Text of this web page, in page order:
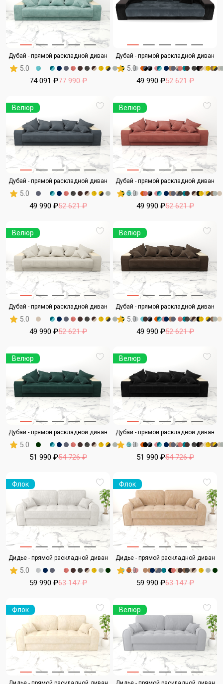
Дубай - прямой раскладной диван
5.0
74 091 ₽77 990 ₽
Дубай - прямой раскладной диван
5.0
49 990 ₽52 621 ₽
Велюр
Дубай - прямой раскладной диван
5.0
49 990 ₽52 621 ₽
Велюр
Дубай - прямой раскладной диван
5.0
49 990 ₽52 621 ₽
Велюр
Дубай - прямой раскладной диван
5.0
49 990 ₽52 621 ₽
Велюр
Дубай - прямой раскладной диван
5.0
49 990 ₽52 621 ₽
Велюр
Дубай - прямой раскладной диван
5.0
51 990 ₽54 726 ₽
Велюр
Дубай - прямой раскладной диван
5.0
51 990 ₽54 726 ₽
Флок
Дидье - прямой раскладной диван
5.0
59 990 ₽63 147 ₽
Флок
Дидье - прямой раскладной диван
5.0
59 990 ₽63 147 ₽
Флок Велюр